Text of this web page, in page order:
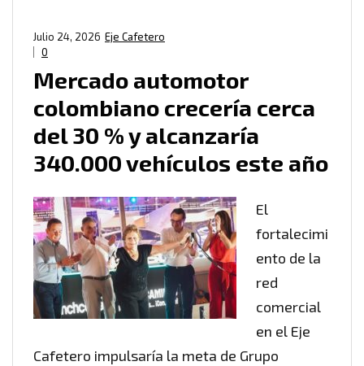
Eje Cafetero
Julio 24, 2026
0
Mercado automotor
colombiano crecería cerca
del 30 % y alcanzaría
340.000 vehículos este año
El
fortalecimi
ento de la
red
comercial
en el Eje
Cafetero impulsaría la meta de Grupo